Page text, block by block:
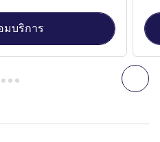
ถั
Room with 1 Queen-size
มบริการ